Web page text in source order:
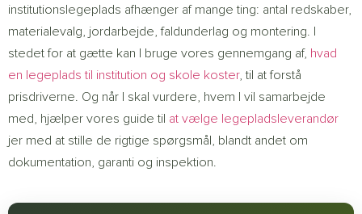
institutionslegeplads afhænger af mange ting: antal redskaber,
materialevalg, jordarbejde, faldunderlag og montering. I
stedet for at gætte kan I bruge vores gennemgang af, hvad
en legeplads til institution og skole koster, til at forstå
prisdriverne. Og når I skal vurdere, hvem I vil samarbejde
med, hjælper vores guide til at vælge legepladsleverandør
jer med at stille de rigtige spørgsmål, blandt andet om
dokumentation, garanti og inspektion.